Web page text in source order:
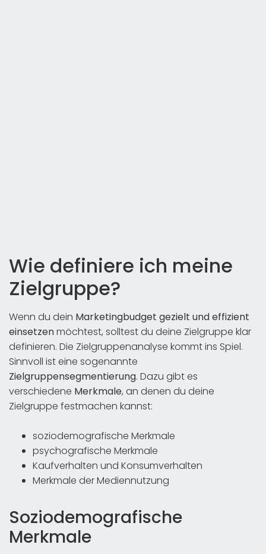
Wie definiere ich meine
Zielgruppe?
Wenn du dein Marketingbudget gezielt und effizient
einsetzenmöchtest, solltest du deine Zielgruppe klar
definieren. Die Zielgruppenanalyse kommt ins Spiel.
Sinnvoll ist eine sogenannte
Zielgruppensegmentierung. Dazu gibt es
verschiedene Merkmale, an denen du deine
Zielgruppe festmachen kannst:
soziodemografische Merkmale
psychografische Merkmale
Kaufverhalten und Konsumverhalten
Merkmale der Mediennutzung
Soziodemografische
Merkmale